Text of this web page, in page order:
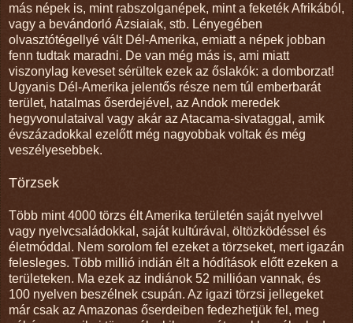
más népek is, mint rabszolganépek, mint a feketék Afrikából,
vagy a bevándorló Ázsiaiak, stb. Lényegében
olvasztótégellyé vált Dél-Amerika, emiatt a népek jobban
fenn tudtak maradni. De van még más is, ami miatt
viszonylag keveset sérültek ezek az őslakók: a domborzat!
Ugyanis Dél-Amerika jelentős része nem túl emberbarát
terület, hatalmas őserdejével, az Andok meredek
hegyvonulataival vagy akár az Atacama-sivataggal, amik
évszázadokkal ezelőtt még nagyobbak voltak és még
veszélyesebbek.
Törzsek
Több mint 4000 törzs élt Amerika területén saját nyelvvel
vagy nyelvcsaládokkal, saját kultúrával, öltözködéssel és
életmóddal. Nem sorolom fel ezeket a törzseket, mert igazán
felesleges. Több millió indián élt a hódítások előtt ezeken a
területeken. Ma ezek az indiánok 52 millióan vannak, és
100 nyelven beszélnek csupán. Az igazi törzsi jellegeket
már csak az Amazonas őserdeiben fedezhetjük fel, meg